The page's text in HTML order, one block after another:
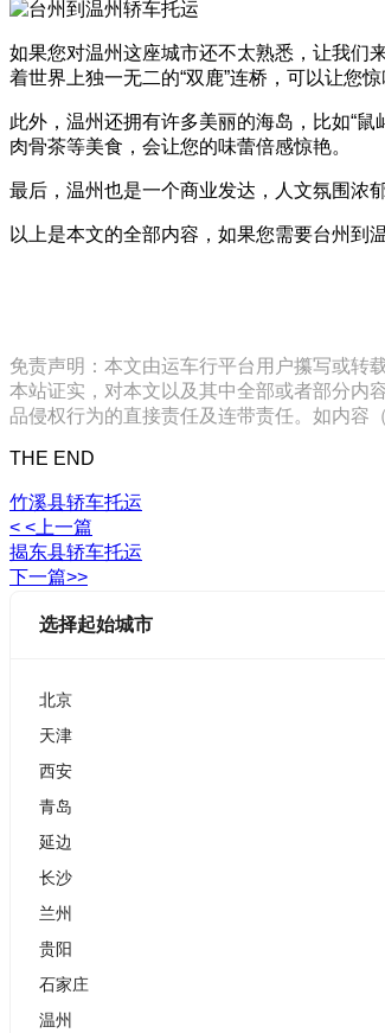
如果您对温州这座城市还不太熟悉，让我们
着世界上独一无二的“双鹿”连桥，可以让您
此外，温州还拥有许多美丽的海岛，比如“
肉骨茶等美食，会让您的味蕾倍感惊艳。
最后，温州也是一个商业发达，人文氛围浓
以上是本文的全部内容，如果您需要台州到
免责声明：本文由运车行平台用户攥写或转
本站证实，对本文以及其中全部或者部分内
品侵权行为的直接责任及连带责任。如内容
THE END
竹溪县轿车托运
< <上一篇
揭东县轿车托运
下一篇>>
选择起始城市
北京
天津
西安
青岛
延边
长沙
兰州
贵阳
石家庄
温州